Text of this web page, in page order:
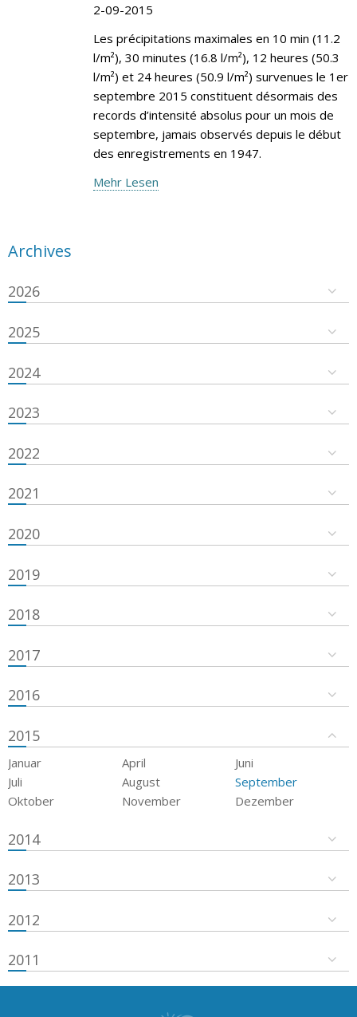
2-09-2015
Les précipitations maximales en 10 min (11.2
l/m²), 30 minutes (16.8 l/m²), 12 heures (50.3
l/m²) et 24 heures (50.9 l/m²) survenues le 1er
septembre 2015 constituent désormais des
records d’intensité absolus pour un mois de
septembre, jamais observés depuis le début
des enregistrements en 1947.
Mehr Lesen
Archives
2026
2025
2024
2023
2022
2021
2020
2019
2018
2017
2016
2015
Januar April
Juni
Juli
August
September
Oktober
November Dezember
2014
2013
2012
2011